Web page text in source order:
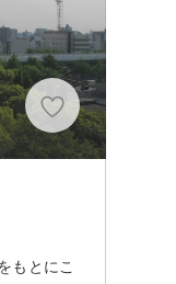
もとにこ